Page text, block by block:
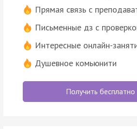
Прямая связь с
Письменные дз с
Интересные онлайн-
Душевное комьюнити
Получить бесплатно